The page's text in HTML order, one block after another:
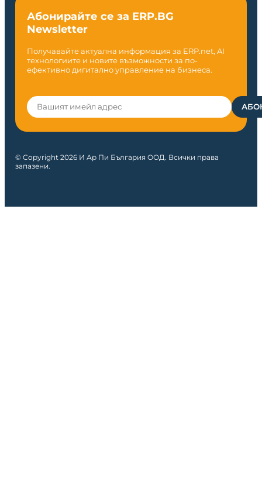
Абонирайте се за ERP.BG
Newsletter
Получавайте актуална информация за ERP.net, AI
технологиите и новите възможности за по-
ефективно дигитално управление на бизнеса.
© Copyright 2026 И Ар Пи България ООД. Всички права
запазени.